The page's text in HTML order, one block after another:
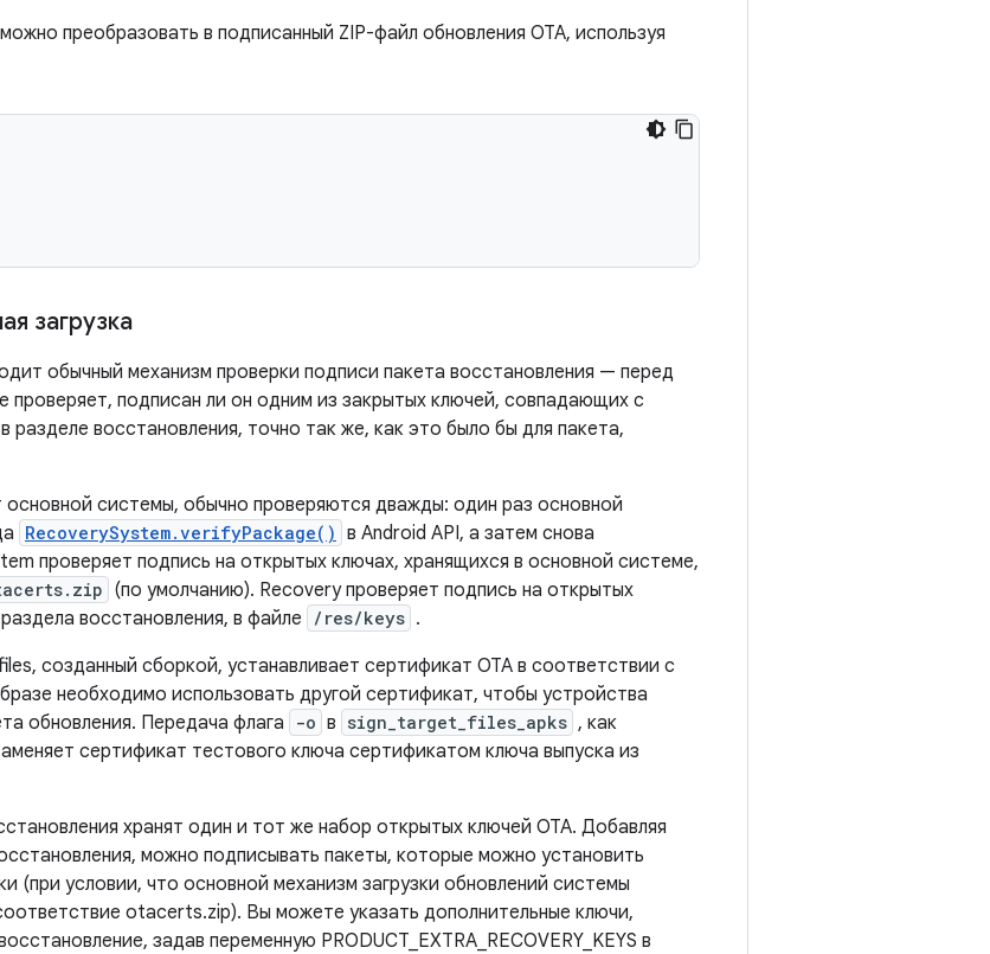
преобразовать в подписанный ZIP-файл обновления OTA, используя
загрузка
обычный механизм проверки подписи пакета восстановления — перед
проверяет, подписан ли он одним из закрытых ключей, совпадающих с
восстановления, точно так же, как это было бы для пакета,
основной системы, обычно проверяются дважды: один раз основной
RecoverySystem.verifyPackage() в Android API, а затем снова
проверяет подпись на открытых ключах, хранящихся в основной системе,
(по умолчанию). Recovery проверяет подпись на открытых
восстановления, в файле
/res/keys .
созданный сборкой, устанавливает сертификат OTA в соответствии с
необходимо использовать другой сертификат, чтобы устройства
обновления. Передача флага
-o в sign_target_files_apks , как
сертификат тестового ключа сертификатом ключа выпуска из
хранят один и тот же набор открытых ключей OTA. Добавляя
можно подписывать пакеты, которые можно установить
(при условии, что основной механизм загрузки обновлений системы
otacerts.zip). Вы можете указать дополнительные ключи,
задав переменную PRODUCT_EXTRA_RECOVERY_KEYS в